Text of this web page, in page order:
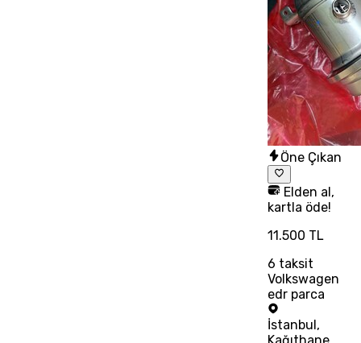
Öne Çıkan
Elden al,
kartla öde!
11.500 TL
6 taksit
Volkswagen
edr parca
İstanbul,
Kağıthane